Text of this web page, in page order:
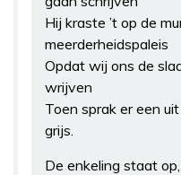
Hij kraste ’t op de
meerderheidspaleis
Opdat wij ons de
wrijven
Toen sprak er een
grijs.
De enkeling staat